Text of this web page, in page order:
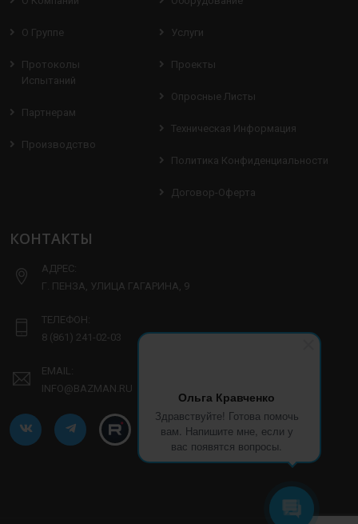
Ольга Кравченко
Здравствуйте! Готова помочь
вам. Напишите мне, если у
вас появятся вопросы.
О Группе
Протоколы
Испытаний
Партнерам
Производство
Услуги
Проекты
Опросные Листы
Техническая Информация
Политика Конфиденциальности
Договор-Оферта
КОНТАКТЫ
АДРЕС:
Г. ПЕНЗА, УЛИЦА ГАГАРИНА, 9
ТЕЛЕФОН:
8 (861) 241-02-03
EMAIL:
INFO@BAZMAN.RU